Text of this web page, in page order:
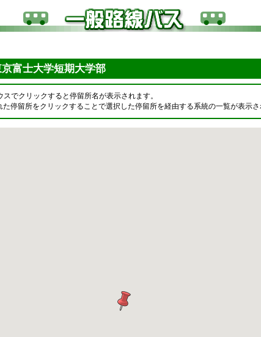
富士大学短期大学部
スでクリックすると停留所名が表示されます。
た停留所をクリックすることで選択した停留所を経由する系統の一覧が表示